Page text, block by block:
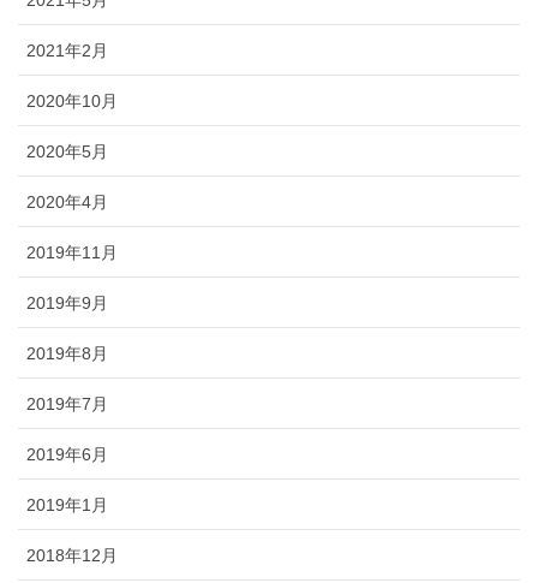
2021年2月
2020年10月
2020年5月
2020年4月
2019年11月
2019年9月
2019年8月
2019年7月
2019年6月
2019年1月
2018年12月